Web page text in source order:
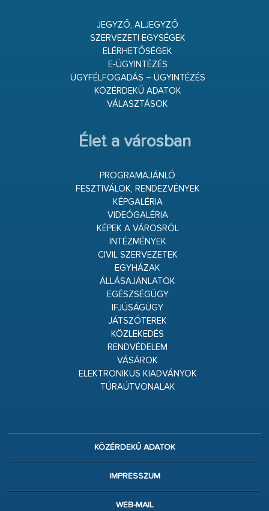
JEGYZŐ, ALJEGYZŐ
SZERVEZETI EGYSÉGEK
ELÉRHETŐSÉGEK
E-ÜGYINTÉZÉS
ÜGYFÉLFOGADÁS – ÜGYINTÉZÉS
KÖZÉRDEKŰ ADATOK
VÁLASZTÁSOK
Élet a városban
PROGRAMAJÁNLÓ
FESZTIVÁLOK, RENDEZVÉNYEK
KÉPGALÉRIA
VIDEÓGALÉRIA
KÉPEK A VÁROSRÓL
INTÉZMÉNYEK
CIVIL SZERVEZETEK
EGYHÁZAK
ÁLLÁSAJÁNLATOK
EGÉSZSÉGÜGY
IFJÚSÁGÜGY
JÁTSZÓTEREK
KÖZLEKEDÉS
RENDVÉDELEM
VÁSÁROK
ELEKTRONIKUS KIADVÁNYOK
TÚRAÚTVONALAK
KÖZÉRDEKŰ ADATOK
IMPRESSZUM
WEB-MAIL